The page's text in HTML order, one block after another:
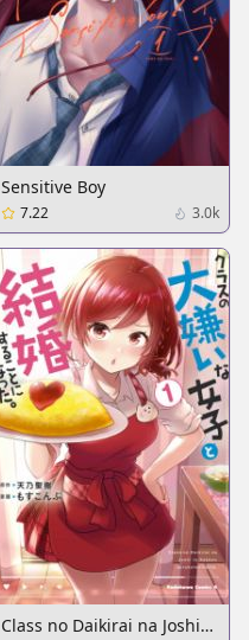
Sensitive Boy
7.22 3.0k
Class no Daikirai na Joshi